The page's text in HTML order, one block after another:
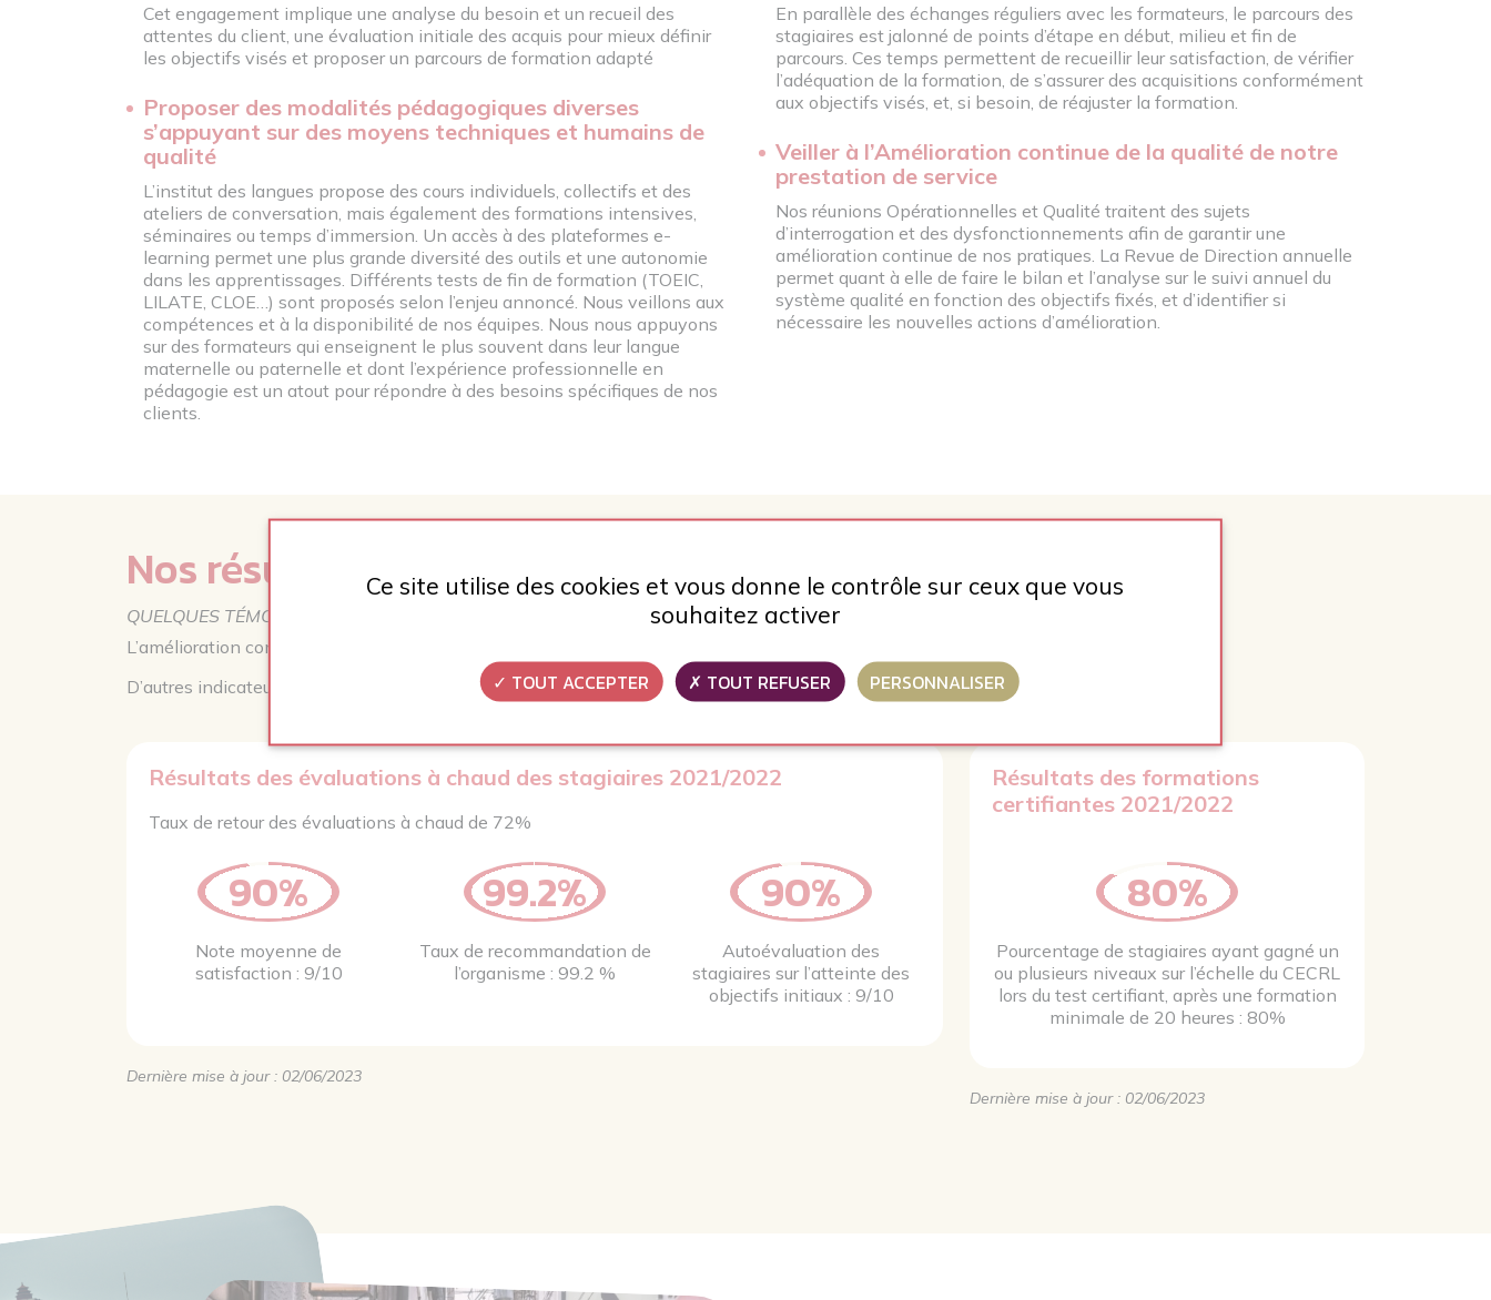
Cet engagement implique une analyse du besoin et un recueil des
attentes du client, une évaluation initiale des acquis pour mieux définir
les objectifs visés et proposer un parcours de formation adapté
Proposer des modalités pédagogiques diverses
s’appuyant sur des moyens techniques et humains de
qualité
L’institut des langues propose des cours individuels, collectifs et des
ateliers de conversation, mais également des formations intensives,
séminaires ou temps d’immersion. Un accès à des plateformes e-
learning permet une plus grande diversité des outils et une autonomie
dans les apprentissages. Différents tests de fin de formation (TOEIC,
LILATE, CLOE…) sont proposés selon l’enjeu annoncé. Nous veillons aux
compétences et à la disponibilité de nos équipes. Nous nous appuyons
sur des formateurs qui enseignent le plus souvent dans leur langue
maternelle ou paternelle et dont l’expérience professionnelle en
pédagogie est un atout pour répondre à des besoins spécifiques de nos
clients.
En parallèle des échanges réguliers avec les formateurs, le parcours des
stagiaires est jalonné de points d’étape en début, milieu et fin de
parcours. Ces temps permettent de recueillir leur satisfaction, de vérifier
l’adéquation de la formation, de s’assurer des acquisitions conformément
aux objectifs visés, et, si besoin, de réajuster la formation.
Veiller à l’Amélioration continue de la qualité de notre
prestation de service
Nos réunions Opérationnelles et Qualité traitent des sujets
d’interrogation et des dysfonctionnements afin de garantir une
amélioration continue de nos pratiques. La Revue de Direction annuelle
permet quant à elle de faire le bilan et l’analyse sur le suivi annuel du
système qualité en fonction des objectifs fixés, et d’identifier si
nécessaire les nouvelles actions d’amélioration.
Nos résultats
QUELQUES TÉMOIGNAGES DE NOTRE EFFICACITÉ
L’amélioration continue de la satisfaction de nos clients est une priorité absolue de l’institut des langues.
D’autres indicateurs de suivi de notre performance sont disponibles sur demande à l’accueil de nos centres de formation !
Résultats des évaluations à chaud des stagiaires 2021/2022
Taux de retour des évaluations à chaud de 72%
Note moyenne de
satisfaction : 9/10
Taux de recommandation de
l’organisme : 99.2 %
Autoévaluation des
stagiaires sur l’atteinte des
objectifs initiaux : 9/10
Dernière mise à jour : 02/06/2023
Résultats des formations
certifiantes 2021/2022
Pourcentage de stagiaires ayant gagné un
ou plusieurs niveaux sur l’échelle du CECRL
lors du test certifiant, après une formation
minimale de 20 heures : 80%
Dernière mise à jour : 02/06/2023
Ce site utilise des cookies et vous donne le contrôle sur ceux que vous
souhaitez activer
TOUT ACCEPTER TOUT REFUSER PERSONNALISER